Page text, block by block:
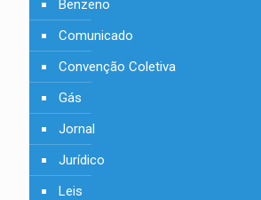
Benzeno
Comunicado
Convenção Coletiva
Gás
Jornal
Jurídico
Leis